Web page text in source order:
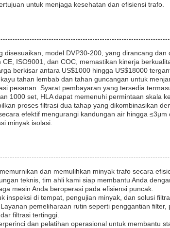
untuk menjaga kesehatan dan efisiensi trafo.
model DVP30-200, yang dirancang dan
ISO9001, dan COC, memastikan kinerja
berkisar antara US$1000 hingga US$18000
tahan lembab dan tahan guncangan untuk
pesanan. Syarat pembayaran yang tersedia
1000 set, HLA dapat memenuhi permintaan skala
proses filtrasi dua tahap yang dikombinasikan
efektif mengurangi kandungan air hingga
minyak isolasi.
dan memulihkan minyak trafo secara
teknis, tim ahli kami siap membantu Anda
mesin Anda beroperasi pada efisiensi puncak.
inspeksi di tempat, pengujian minyak, dan solusi
pemeliharaan rutin seperti penggantian
filtrasi tertinggi.
dan pelatihan operasional untuk membantu